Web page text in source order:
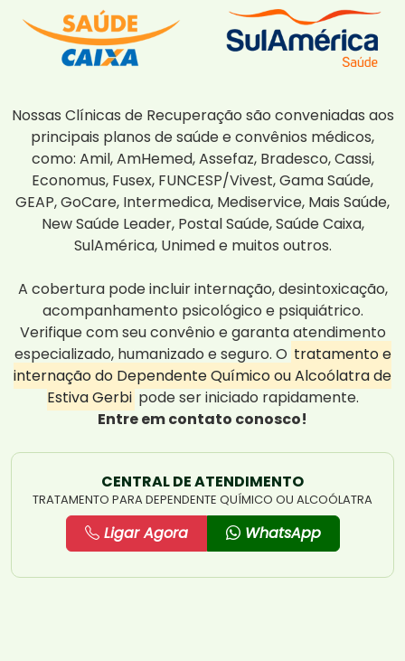
Nossas Clínicas de Recuperação são conveniadas aos
principais planos de saúde e convênios médicos,
como: Amil, AmHemed, Assefaz, Bradesco, Cassi,
Economus, Fusex, FUNCESP/Vivest, Gama Saúde,
GEAP, GoCare, Intermedica, Mediservice, Mais Saúde,
New Saúde Leader, Postal Saúde, Saúde Caixa,
SulAmérica, Unimed e muitos outros.
A cobertura pode incluir internação, desintoxicação,
acompanhamento psicológico e psiquiátrico.
Verifique com seu convênio e garanta atendimento
especializado, humanizado e seguro. O tratamento e
internação do Dependente Químico ou Alcoólatra de
Estiva Gerbi pode ser iniciado rapidamente.
Entre em contato conosco!
CENTRAL DE ATENDIMENTO
TRATAMENTO PARA DEPENDENTE QUÍMICO OU ALCOÓLATRA
Ligar Agora WhatsApp